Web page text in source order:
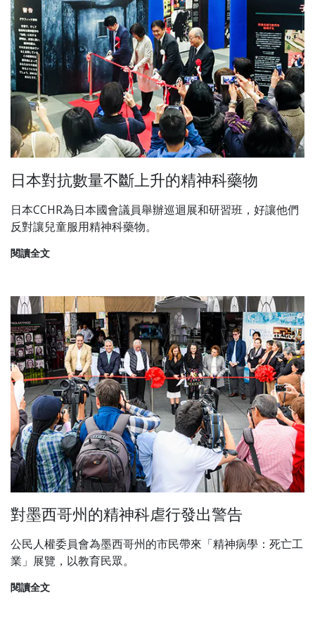
日本對抗數量不斷上升的精神科藥物
日本CCHR為日本國會議員舉辦巡迴展和研習班，好讓他們
反對讓兒童服用精神科藥物。
閱讀全文
對墨西哥州的精神科虐行發出警告
公民人權委員會為墨西哥州的市民帶來「精神病學：死亡工
業」展覽，以教育民眾。
閱讀全文